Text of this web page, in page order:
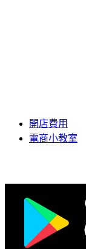
開店費用
電商小教室